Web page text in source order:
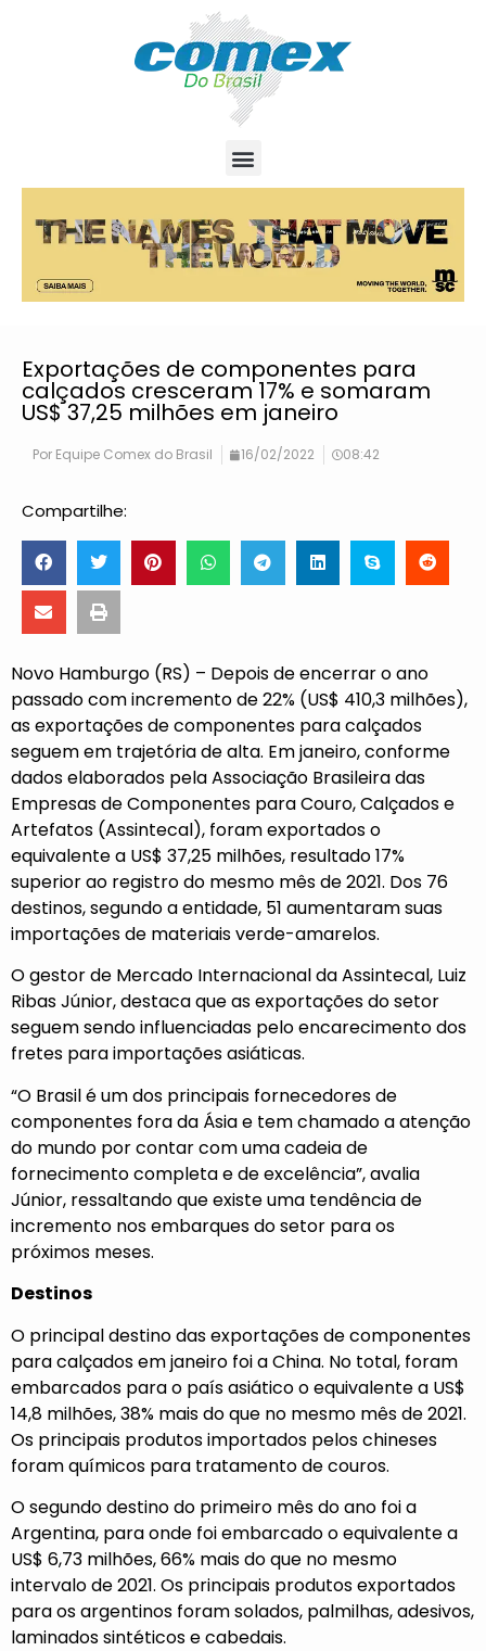
Exportações de componentes para
calçados cresceram 17% e somaram
US$ 37,25 milhões em janeiro
Por Equipe Comex do Brasil 16/02/2022 08:42
Compartilhe:
Novo Hamburgo (RS) – Depois de encerrar o ano
passado com incremento de 22% (US$ 410,3 milhões),
as exportações de componentes para calçados
seguem em trajetória de alta. Em janeiro, conforme
dados elaborados pela Associação Brasileira das
Empresas de Componentes para Couro, Calçados e
Artefatos (Assintecal), foram exportados o
equivalente a US$ 37,25 milhões, resultado 17%
superior ao registro do mesmo mês de 2021. Dos 76
destinos, segundo a entidade, 51 aumentaram suas
importações de materiais verde-amarelos.
O gestor de Mercado Internacional da Assintecal, Luiz
Ribas Júnior, destaca que as exportações do setor
seguem sendo influenciadas pelo encarecimento dos
fretes para importações asiáticas.
“O Brasil é um dos principais fornecedores de
componentes fora da Ásia e tem chamado a atenção
do mundo por contar com uma cadeia de
fornecimento completa e de excelência”, avalia
Júnior, ressaltando que existe uma tendência de
incremento nos embarques do setor para os
próximos meses.
Destinos
O principal destino das exportações de componentes
para calçados em janeiro foi a China. No total, foram
embarcados para o país asiático o equivalente a US$
14,8 milhões, 38% mais do que no mesmo mês de 2021.
Os principais produtos importados pelos chineses
foram químicos para tratamento de couros.
O segundo destino do primeiro mês do ano foi a
Argentina, para onde foi embarcado o equivalente a
US$ 6,73 milhões, 66% mais do que no mesmo
intervalo de 2021. Os principais produtos exportados
para os argentinos foram solados, palmilhas, adesivos,
laminados sintéticos e cabedais.